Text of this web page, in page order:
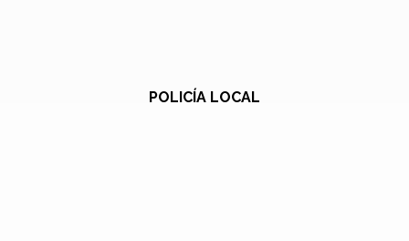
POLICÍA LOCAL